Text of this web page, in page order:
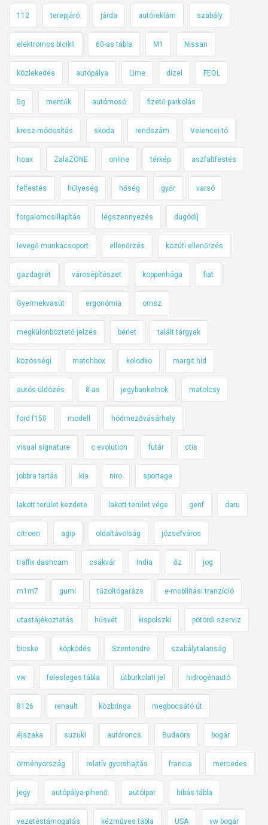
l
l
k
o
n
d
a
n
i
?
112 terepjáró járda autóreklám szabály
elektromos bicikli 60-as tábla M1 Nissan
közlekedés autópálya Lime dízel FEOL
5g mentők autómosó fizető parkolás
kresz-módosítás skoda rendszám Velencei-tó
hoax ZalaZONE online térkép aszfaltfestés
felfestés hülyeség hőség győr varsó
forgalomcsillapítás légszennyezés dugódíj
levegő munkacsoport ellenőrzés közúti ellenőrzés
gazdagrét városépítészet koppenhága fiat
Gyermekvasút ergonómia omsz
megkülönböztető jelzés bérlet talált tárgyak
közösségi matchbox kolodko margit híd
autós üldözés 8-as jegybankelnök matolcsy
ford f150 modell hódmezővásárhely
visual signature c evolution futár ctis
jobbra tartás kia niro sportage
lakott terület kezdete lakott terület vége genf daru
citroen agip oldaltávolság józsefváros
traffix dashcam csákvár India őz jog
m1m7 gumi tűzoltógarázs e-mobilitási tranzíció
utastájékoztatás húsvét kispolszki pötördi szerviz
bicske köpködés Szentendre szabálytalanság
vw felesleges tábla útburkolati jel hidrogénautó
8126 renault közbringa megbocsátó út
éjszaka suzuki autóroncs Budaörs bogár
örményország relatív gyorshajtás francia mercedes
jegy autópálya-pihenő autóipar hibás tábla
vezetéstámogatás kézműves tábla USA vw bogár